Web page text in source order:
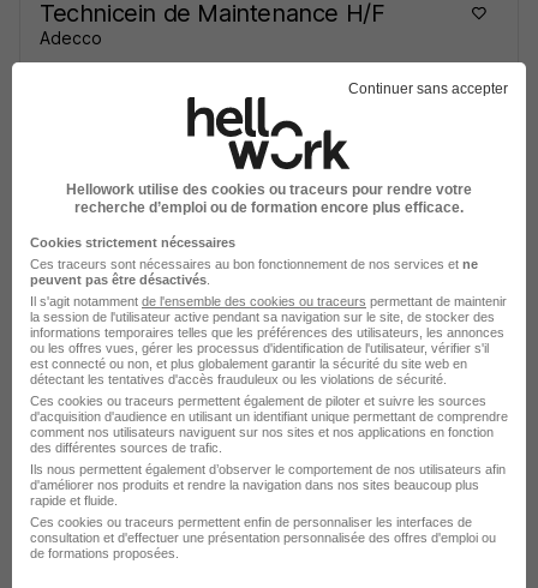
Technicein de Maintenance H/F
Adecco
Intérim
13 - 14 € / heure
Voir l’offre
plus de 1 mois
sur 1
Élargissez votre recherche chez Adecco
Entreprise Adecco
Emploi Loudun
Entreprise Loudun
Continuer sans accepter
Hellowork utilise des cookies ou traceurs pour rendre votre
recherche d’emploi ou de formation encore plus efficace.
Cookies strictement nécessaires
Ces traceurs sont nécessaires au bon fonctionnement de nos services et ne
peuvent pas être désactivés
Il s'agit notamment de l'ensemble des cookies ou traceurs permettant de maintenir
la session de l'utilisateur active pendant sa navigation sur le site, de stocker des
informations temporaires telles que les préférences des utilisateurs, les annonces
ou les offres vues, gérer les processus d'identification de l'utilisateur, vérifier s'il
est connecté ou non, et plus globalement garantir la sécurité du site web en
détectant les tentatives d'accès frauduleux ou les violations de sécurité.
Ces cookies ou traceurs permettent également de piloter et suivre les sources
d'acquisition d'audience en utilisant un identifiant unique permettant de comprendre
comment nos utilisateurs naviguent sur nos sites et nos applications en fonction
des différentes sources de trafic.
Ils nous permettent également d’observer le comportement de nos utilisateurs afin
d'améliorer nos produits et rendre la navigation dans nos sites beaucoup plus
rapide et fluide.
Ces cookies ou traceurs permettent enfin de personnaliser les interfaces de
consultation et d'effectuer une présentation personnalisée des offres d'emploi ou
de formations proposées.